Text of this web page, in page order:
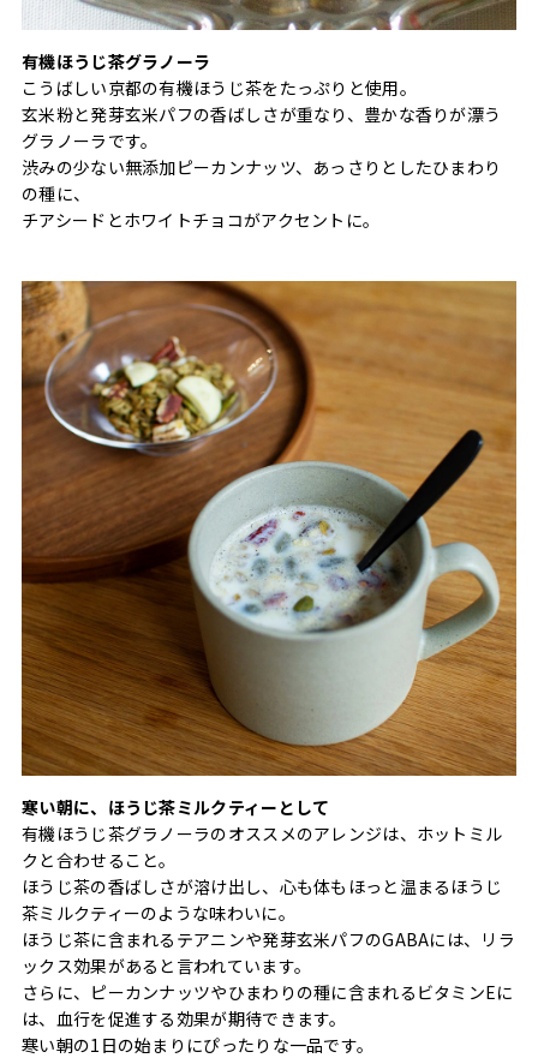
有機ほうじ茶グラノーラ
こうばしい京都の有機ほうじ茶をたっぷりと使用。
玄米粉と発芽玄米パフの香ばしさが重なり、豊かな香りが漂う
グラノーラです。
渋みの少ない無添加ピーカンナッツ、あっさりとしたひまわり
の種に、
チアシードとホワイトチョコがアクセントに。
寒い朝に、ほうじ茶ミルクティーとして
有機ほうじ茶グラノーラのオススメのアレンジは、ホットミル
クと合わせること。
ほうじ茶の香ばしさが溶け出し、心も体もほっと温まるほうじ
茶ミルクティーのような味わいに。
ほうじ茶に含まれるテアニンや発芽玄米パフのGABAには、リラ
ックス効果があると言われています。
さらに、ピーカンナッツやひまわりの種に含まれるビタミンEに
は、血行を促進する効果が期待できます。
寒い朝の1日の始まりにぴったりな一品です。